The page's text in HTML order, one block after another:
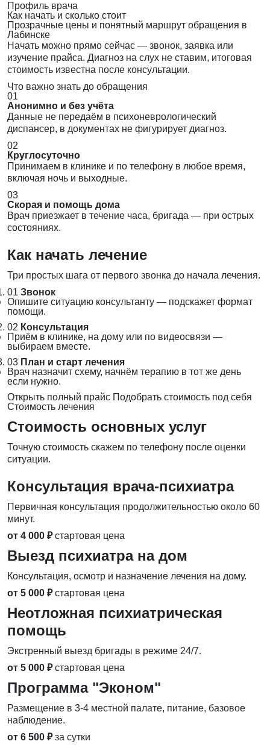
Профиль врача
Как начать и сколько стоит
Прозрачные цены и понятный маршрут обращения в
Лабинске
Начать можно прямо сейчас — звонок, заявка или
изучение прайса. Диагноз на слух не ставим, итоговая
стоимость известна после консультации.
Что важно знать до обращения
01
Анонимно и без учёта
Данные не передаём в психоневрологический
диспансер, в документах не фигурирует диагноз.
02
Круглосуточно
Принимаем в клинике и по телефону в любое время,
включая ночь и выходные.
03
Скорая и помощь дома
Врач приезжает в течение часа, бригада — при острых
состояниях.
Как начать лечение
Три простых шага от первого звонка до начала лечения.
01 Звонок
Опишите ситуацию консультанту — подскажет формат
помощи.
02 Консультация
Приём в клинике, на дому или по видеосвязи —
выбираем вместе.
03 План и старт лечения
Врач назначит схему, начнём терапию в тот же день
если нужно.
Открыть полный прайс Подобрать стоимость под себя
Стоимость лечения
Стоимость основных услуг
Точную стоимость скажем по телефону после оценки
ситуации.
Консультация врача-психиатра
Первичная консультация продолжительностью около 60
минут.
от 4 000 ₽ стартовая цена
Выезд психиатра на дом
Консультация, осмотр и назначение лечения на дому.
от 5 000 ₽ стартовая цена
Неотложная психиатрическая
помощь
Экстренный выезд бригады в режиме 24/7.
от 5 000 ₽ стартовая цена
Программа "Эконом"
Размещение в 3-4 местной палате, питание, базовое
наблюдение.
от 6 500 ₽ за сутки